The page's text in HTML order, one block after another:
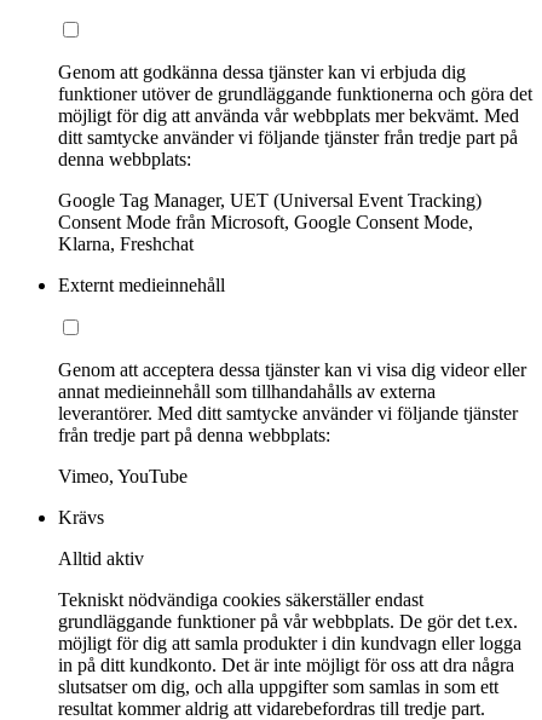
Genom att godkänna dessa tjänster kan vi erbjuda dig
funktioner utöver de grundläggande funktionerna och göra det
möjligt för dig att använda vår webbplats mer bekvämt. Med
ditt samtycke använder vi följande tjänster från tredje part på
denna webbplats:
Google Tag Manager, UET (Universal Event Tracking)
Consent Mode från Microsoft, Google Consent Mode,
Klarna, Freshchat
Externt medieinnehåll
Genom att acceptera dessa tjänster kan vi visa dig videor eller
annat medieinnehåll som tillhandahålls av externa
leverantörer. Med ditt samtycke använder vi följande tjänster
från tredje part på denna webbplats:
Vimeo, YouTube
Krävs
Alltid aktiv
Tekniskt nödvändiga cookies säkerställer endast
grundläggande funktioner på vår webbplats. De gör det t.ex.
möjligt för dig att samla produkter i din kundvagn eller logga
in på ditt kundkonto. Det är inte möjligt för oss att dra några
slutsatser om dig, och alla uppgifter som samlas in som ett
resultat kommer aldrig att vidarebefordras till tredje part.